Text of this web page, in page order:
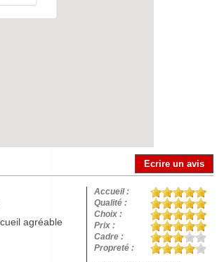
Ecrire un avis
agréable
Accueil :
Qualité :
Choix :
Prix :
Cadre :
Propreté :